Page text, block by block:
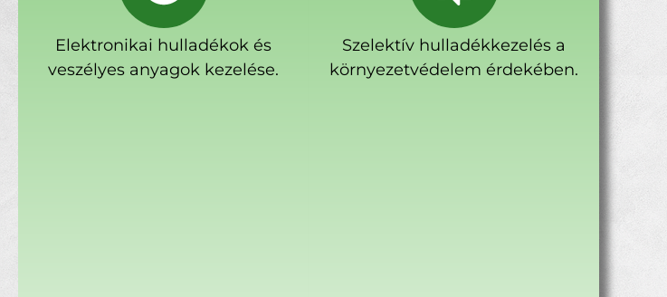
Elektronikai hulladékok és
veszélyes anyagok kezelése.
Szelektív hulladékkezelés a
környezetvédelem érdekében.